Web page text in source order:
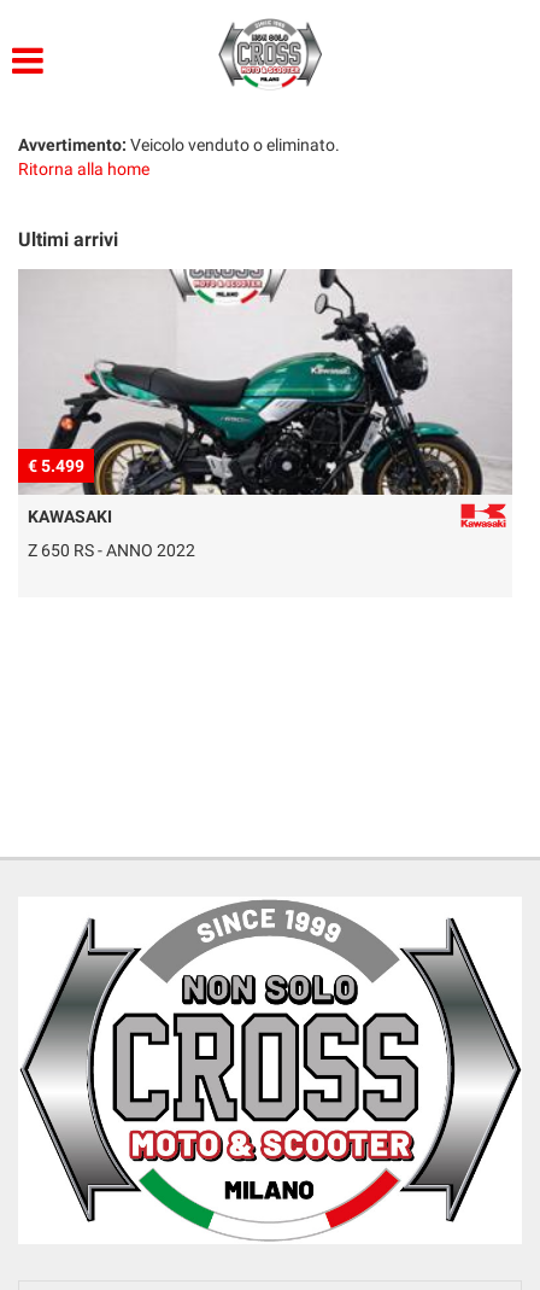
ACQUISTIAMO USATO
ASSISTENZA
Avvertimento: Veicolo venduto o eliminato.
Ritorna alla home
Ultimi arrivi
€ 8.999